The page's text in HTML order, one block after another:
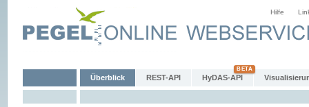
Hilfe
Überblick REST-API HyDAS-API